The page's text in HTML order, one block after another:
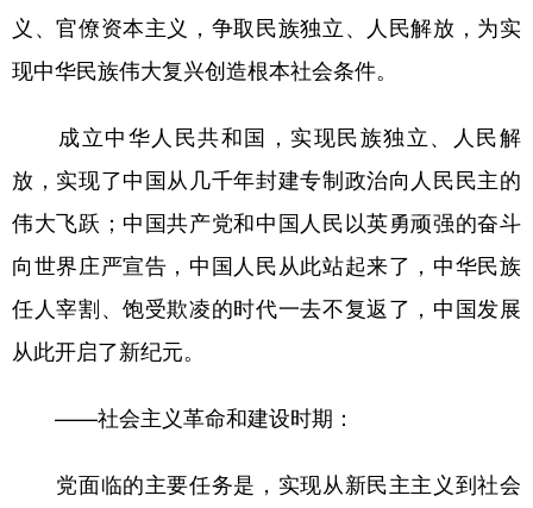
义、官僚资本主义，争取民族独立、人民解放，为实
现中华民族伟大复兴创造根本社会条件。
成立中华人民共和国，实现民族独立、人民解
放，实现了中国从几千年封建专制政治向人民民主的
伟大飞跃；中国共产党和中国人民以英勇顽强的奋斗
向世界庄严宣告，中国人民从此站起来了，中华民族
任人宰割、饱受欺凌的时代一去不复返了，中国发展
从此开启了新纪元。
——社会主义革命和建设时期：
党面临的主要任务是，实现从新民主主义到社会